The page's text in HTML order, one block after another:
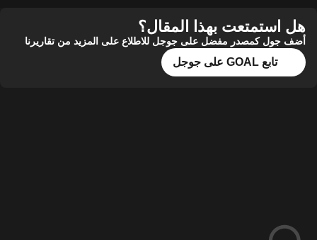
هل استمتعت بهذا المقال؟
أضف جول كمصدر مفضل على جوجل للاطلاع على المزيد من تقاريرنا
تابع GOAL على جوجل